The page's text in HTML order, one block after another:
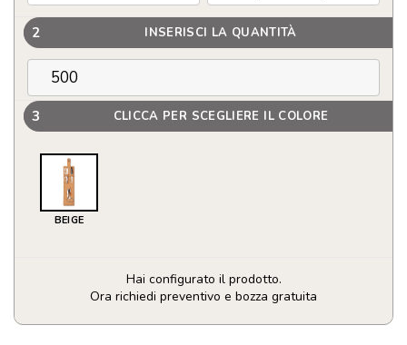
2 INSERISCI LA QUANTITÀ
3 CLICCA PER SCEGLIERE IL COLORE
BEIGE
Hai configurato il prodotto.
Ora richiedi preventivo e bozza gratuita
Set